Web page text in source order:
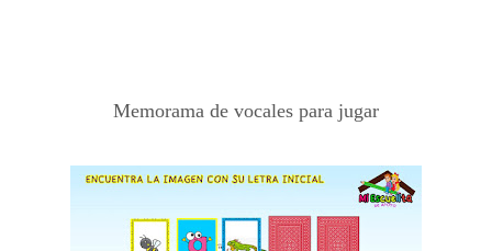
Memorama de vocales para jugar